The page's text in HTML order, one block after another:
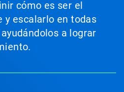
cómo es ser el
y escalarlo en todas
a lograr